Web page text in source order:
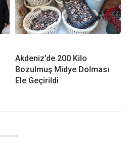
Akdeniz’de 200 Kilo
Bozulmuş Midye Dolması
Ele Geçirildi